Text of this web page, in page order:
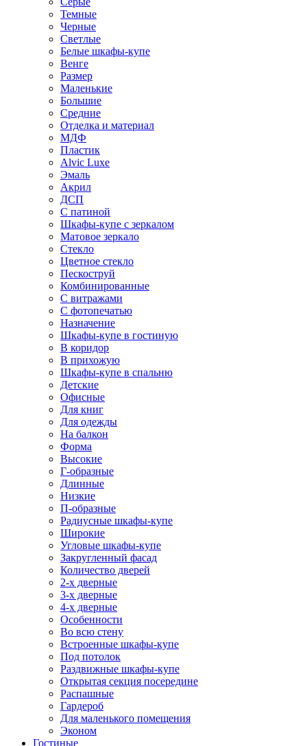
Темные
Черные
Светлые
Белые шкафы-купе
Венге
Размер
Маленькие
Большие
Средние
Отделка и материал
МДФ
Пластик
Alvic Luxe
Эмаль
Акрил
ДСП
С патиной
Шкафы-купе с зеркалом
Матовое зеркало
Стекло
Цветное стекло
Пескоструй
Комбинированные
С витражами
С фотопечатью
Назначение
Шкафы-купе в гостиную
В коридор
В прихожую
Шкафы-купе в спальню
Детские
Офисные
Для книг
Для одежды
На балкон
Форма
Высокие
Г-образные
Длинные
Низкие
П-образные
Радиусные шкафы-купе
Широкие
Угловые шкафы-купе
Закругленный фасад
Количество дверей
2-х дверные
3-х дверные
4-х дверные
Особенности
Во всю стену
Встроенные шкафы-купе
Под потолок
Раздвижные шкафы-купе
Открытая секция посередине
Распашные
Гардероб
Для маленького помещения
Эконом
Гостиные